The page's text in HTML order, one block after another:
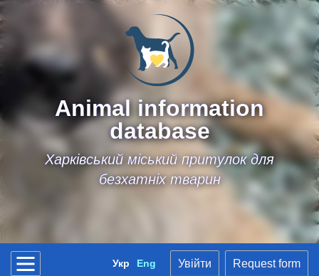
Animal information
database
Харківський міський притулок для
безхатніх тварин
Укр Eng Увійти Request form